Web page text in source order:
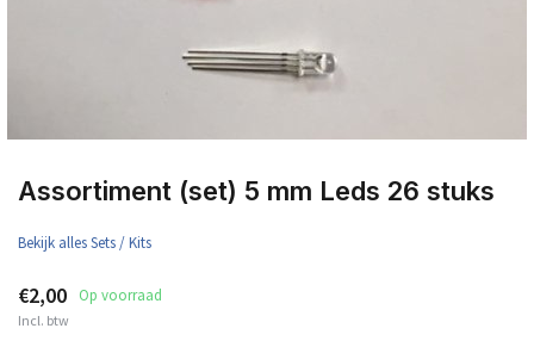
Assortiment (set) 5 mm Leds 26 stuks
Bekijk alles Sets / Kits
€2,00 Op voorraad
Incl. btw